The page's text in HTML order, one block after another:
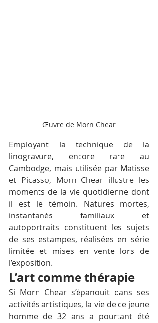
Œuvre de Morn Chear
Employant la technique de la
linogravure, encore rare au
Cambodge, mais utilisée par Matisse
et Picasso, Morn Chear illustre les
moments de la vie quotidienne dont
il est le témoin. Natures mortes,
instantanés familiaux et
autoportraits constituent les sujets
de ses estampes, réalisées en série
limitée et mises en vente lors de
l’exposition.
L’art comme thérapie
Si Morn Chear s’épanouit dans ses
activités artistiques, la vie de ce jeune
homme de 32 ans a pourtant été